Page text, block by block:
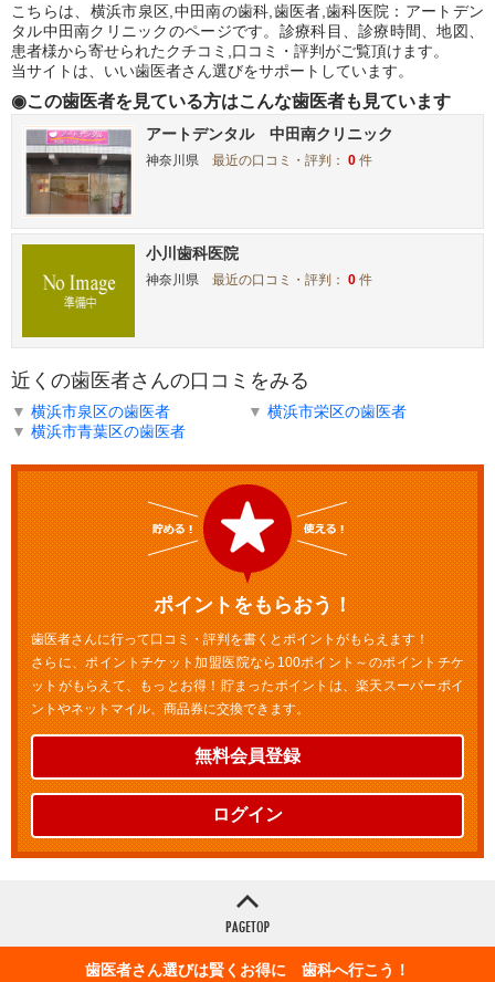
こちらは、横浜市泉区,中田南の歯科,歯医者,歯科医院：アートデン
タル中田南クリニックのページです。診療科目、診療時間、地図、
患者様から寄せられたクチコミ,口コミ・評判がご覧頂けます。
当サイトは、いい歯医者さん選びをサポートしています。
◉この歯医者を見ている方はこんな歯医者も見ています
アートデンタル 中田南クリニック
神奈川県 最近の口コミ・評判：0 件
小川歯科医院
神奈川県 最近の口コミ・評判：0 件
近くの歯医者さんの口コミをみる
▼ 横浜市泉区の歯医者 ▼ 横浜市栄区の歯医者
▼ 横浜市青葉区の歯医者
ポイントをもらおう！
歯医者さんに行って口コミ・評判を書くとポイントがもらえます！
さらに、ポイントチケット加盟医院なら100ポイント～のポイントチケ
ットがもらえて、もっとお得！貯まったポイントは、楽天スーパーポイ
ントやネットマイル、商品券に交換できます。
無料会員登録
ログイン
歯医者さん選びは賢くお得に 歯科へ行こう！